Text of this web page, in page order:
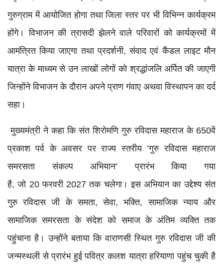
गुरुग्राम में आयोजित होगा तथा जिला स्तर पर भी विभिन्न कार्यक्रम
होंगे। विभाजन की त्रासदी झेलने वाले परिवारों को कार्यक्रमों में
आमंत्रित किया जाएगा तथा प्रदर्शनी, संवाद एवं कैंडल लाइट मौन
यात्रा के माध्यम से उन लाखों लोगों को श्रद्धांजलि अर्पित की जाएगी
जिन्होंने विभाजन के दौरान अपने प्राण गंवाए अथवा विस्थापन का दर्द
सहा।
मुख्यमंत्री ने कहा कि संत शिरोमणि गुरु रविदास महाराज के 650वें
प्रकाश पर्व के अवसर पर राज्य स्तरीय ‘गुरु रविदास महाराज
समरसता संकल्प अभियान’ प्रारंभ किया गया
है, जो 20 फरवरी 2027 तक चलेगा। इस अभियान का उद्देश्य संत
गुरु रविदास जी के समता, सेवा, भक्ति, सामाजिक न्याय और
सामाजिक समरसता के संदेश को समाज के अंतिम व्यक्ति तक
पहुंचाना है। उन्होंने बताया कि वाराणसी स्थित गुरु रविदास जी की
जन्मस्थली से प्रारंभ हुई पवित्र कलश यात्रा हरियाणा पहुंच चुकी है